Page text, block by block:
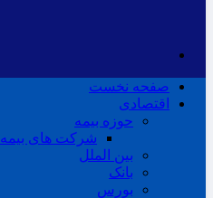
صفحه نخست
اقتصادی
حوزه بیمه
شرکت های بیمه
بین الملل
بانک
بورس